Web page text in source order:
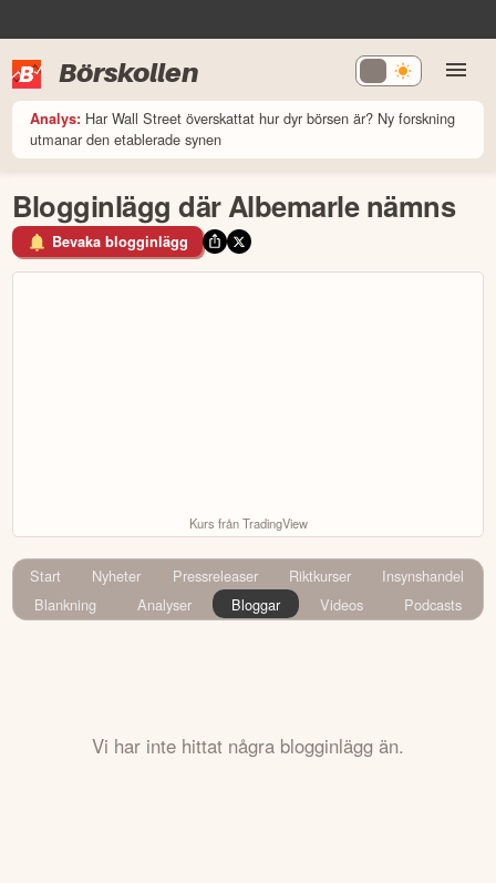
Börskollen
Analys: Har Wall Street överskattat hur dyr börsen är? Ny forskning
utmanar den etablerade synen
Blogginlägg där Albemarle nämns
Bevaka blogginlägg
Kurs från TradingView
Start Nyheter Pressreleaser Riktkurser
Insynshandel
Blankning
Analyser Bloggar Videos Podcasts
Vi har inte hittat några blogginlägg än.